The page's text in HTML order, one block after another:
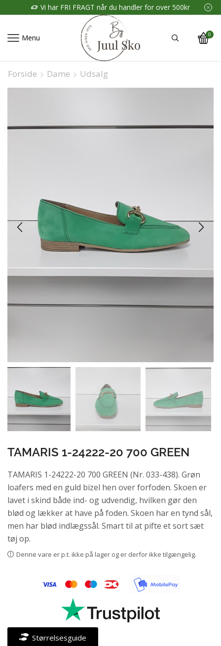
Vi har FRI FRAGT når du handler for over 500kr
Menu 0
Forside Dame Udsalg
TAMARIS 1-24222-20 700 GREEN
TAMARIS 1-24222-20 700 GREEN (Nr. 033-438). Grøn
loafers med en guld bizel hen over forfoden. Skoen er
lavet i skind både ind- og udvendig, hvilken gør den
blød og lækker at have på foden. Skoen har en tynd sål,
men har blød indlægssål. Smart til at pifte et sort sæt
tøj op.
Denne vare er p.t. ikke på lager og er derfor ikke tilgængelig.
Størrelsesguide